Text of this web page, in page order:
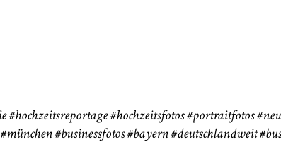
#hochzeitsreportage #hochzeitsfotos #portraitfotos
#businessfotos#bayern #deutschlandweit